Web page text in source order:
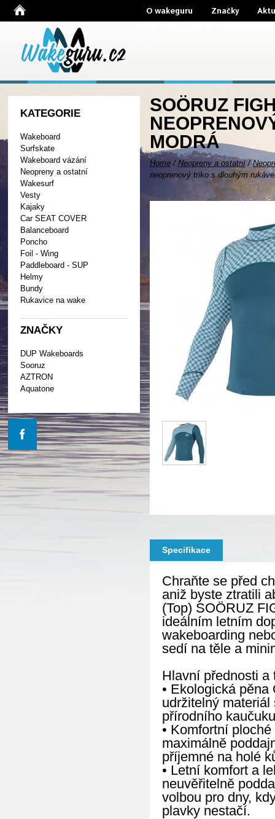
O wakeguru Značky
KATEGORIE
Wakeboard
Surfskate
Wakeboard vázání
Neopreny a ostatní
Wakesurf
Vesty
Kajaky
Car SEAT COVER
Balanceboard
Poncho
Foil - Wing
Paddleboard - SUP
Helmy
Bundy
Rukavice na wake
ZNAČKY
DUP Wakeboards
Sooruz
AZTRON
Aquatone
SOÖRUZ
MODRÁ
Home/ Neopreny a ostatní/
neoprenový triko s dlouhým
Specifikace
Chraňte se před
aniž byste ztratili
(Top) SOÖRUZ
ideálním letním
wakeboarding
sedí na těle a
Hlavní přednosti a
• Ekologická
udržitelný
přírodního
• Komfortní
maximálně
příjemné na holé
• Letní komfort a
neuvěřitelně
volbou pro dny,
plavky nestačí.